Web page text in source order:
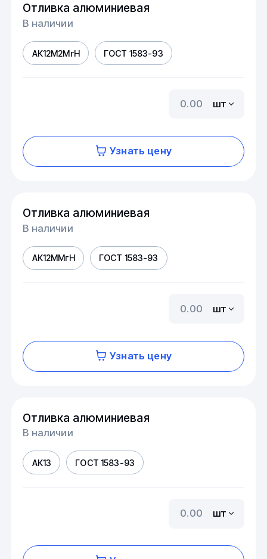
Отливка алюминиевая
В наличии
АК12М2МгН ГОСТ 1583-93
шт
Узнать цену
Отливка алюминиевая
В наличии
АК12ММгН ГОСТ 1583-93
шт
Узнать цену
Отливка алюминиевая
В наличии
АК13 ГОСТ 1583-93
шт